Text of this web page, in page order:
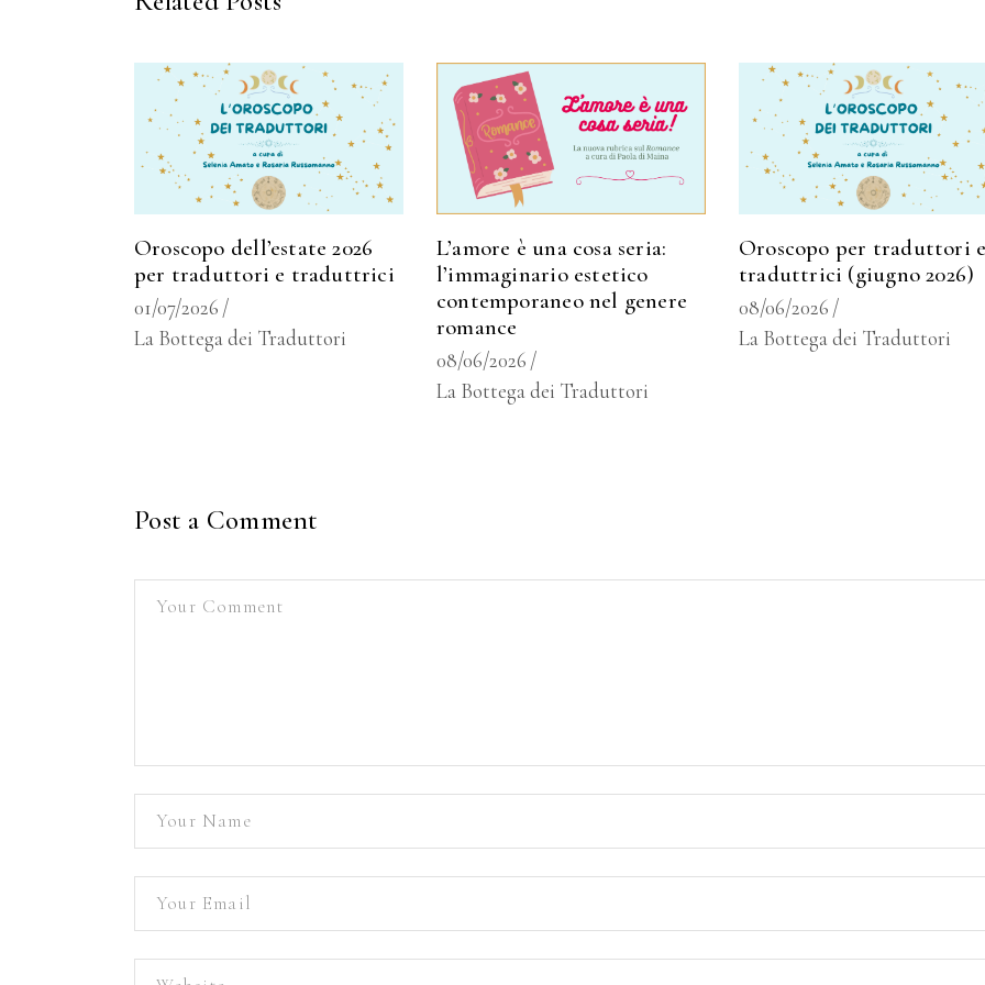
Oroscopo dell’estate 2026
per traduttori e traduttrici
01/07/2026
La Bottega dei Traduttori
L’amore è una cosa seria:
l’immaginario estetico
contemporaneo nel genere
romance
08/06/2026
La Bottega dei Traduttori
Oroscopo per traduttori
traduttrici (giugno 2026)
08/06/2026
La Bottega dei Traduttori
Post a Comment